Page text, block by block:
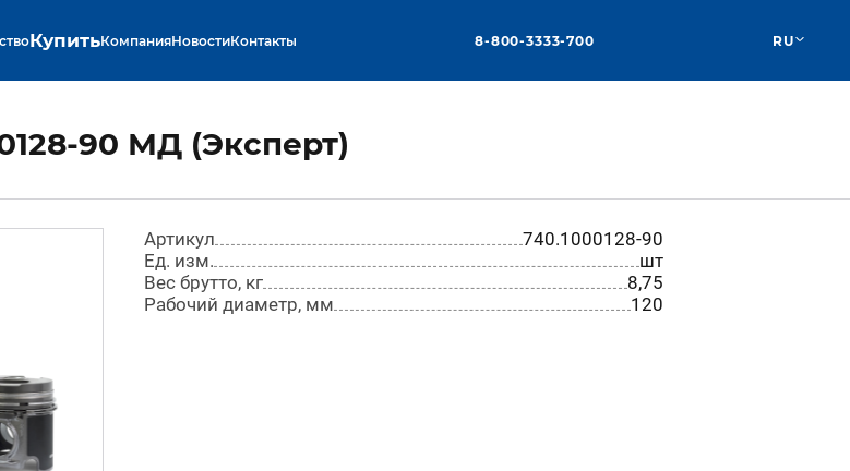
КупитьКомпанияНовостиКонтакты 8-800-3333-700 RU
90 МД (Эксперт)
Артикул
740.1000128-90
Ед. изм.
шт
Вес брутто, кг
8,75
Рабочий диаметр, мм
120